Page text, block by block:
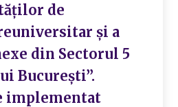
de
și a
din Sectorul 5
București”.
implementat